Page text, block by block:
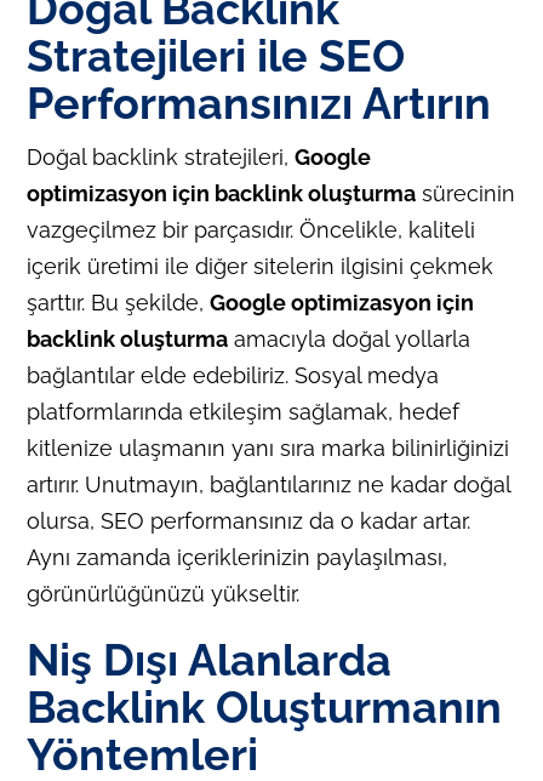
Stratejileri ile SEO
Performansınızı Artırın
Doğal backlink stratejileri,Google
optimizasyon için backlink oluşturma sürecinin
vazgeçilmez bir parçasıdır. Öncelikle, kaliteli
içerik üretimi ile diğer sitelerin ilgisini çekmek
şarttır. Bu şekilde,Google optimizasyon için
backlink oluşturma amacıyla doğal yollarla
bağlantılar elde edebiliriz. Sosyal medya
platformlarında etkileşim sağlamak, hedef
kitlenize ulaşmanın yanı sıra marka bilinirliğinizi
artırır. Unutmayın, bağlantılarınız ne kadar doğal
olursa, SEO performansınız da o kadar artar.
Aynı zamanda içeriklerinizin paylaşılması,
görünürlüğünüzü yükseltir.
Niş Dışı Alanlarda
Backlink Oluşturmanın
Yöntemleri